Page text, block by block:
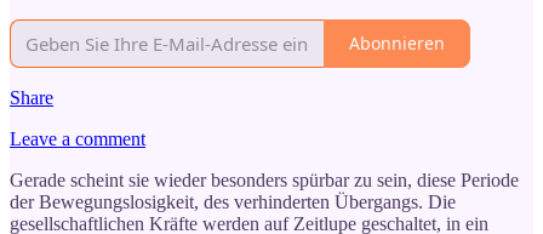
Abonnieren
Share
Leave a comment
Gerade scheint sie wieder besonders spürbar zu sein, diese Periode
der Bewegungslosigkeit, des verhinderten Übergangs. Die
gesellschaftlichen Kräfte werden auf Zeitlupe geschaltet, in ein